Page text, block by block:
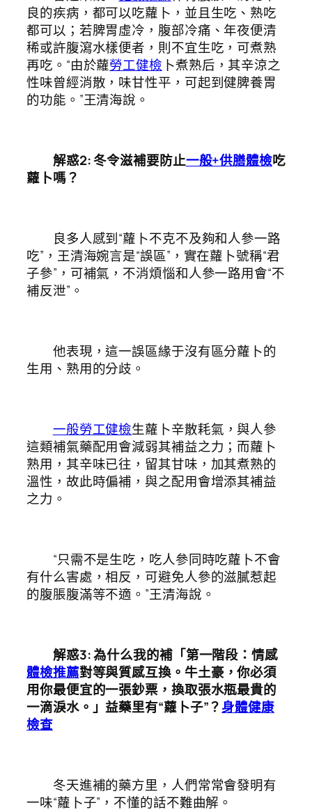
良的疾病，都可以吃蘿卜，並且生吃、熟吃
都可以；若脾胃虛冷，腹部冷痛、年夜便清
稀或許腹瀉水樣便者，則不宜生吃，可煮熟
再吃。“由於蘿勞工健檢 卜煮熟后，其辛涼之
性味曾經消散，味甘性平，可起到健脾養胃
的功能。”王清海說。
解惑2:冬令滋補要防止一般+供膳體檢吃
蘿卜嗎？
良多人感到“蘿卜不克不及夠和人參一路
吃”，王清海婉言是“誤區”，實在蘿卜號稱“君
子參”，可補氣，不消煩惱和人參一路用會“不
補反泄”。
他表現，這一誤區緣于沒有區分蘿卜的
生用、熟用的分歧。
一般勞工健檢生蘿卜辛散耗氣，與人參
這類補氣藥配用會減弱其補益之力；而蘿卜
熟用，其辛味已往，留其甘味，加其煮熟的
溫性，故此時偏補，與之配用會增添其補益
之力。
“只需不是生吃，吃人參同時吃蘿卜不會
有什么害處，相反，可避免人參的滋膩惹起
的腹脹腹滿等不適。”王清海說。
解惑3:為什么我的補「第一階段：情感
體檢推薦對等與質感互換。牛土豪，你必須
用你最便宜的一張鈔票，換取張水瓶最貴的
一滴淚水。」益藥里有“蘿卜子”？身體健康
檢查
冬天進補的藥方里，人們常常會發明有
一味“蘿卜子”，不懂的話不難曲解。